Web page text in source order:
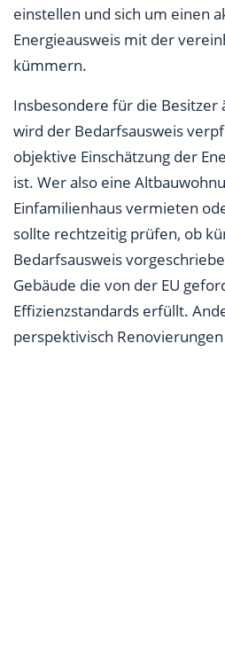
einstellen und sich um einen
Energieausweis mit der
kümmern.
Insbesondere für die
wird der Bedarfsausweis
objektive Einschätzung der
ist. Wer also eine
Einfamilienhaus vermieten
sollte rechtzeitig prüfen, ob
Bedarfsausweis
Gebäude die von der EU
Effizienzstandards erfüllt.
perspektivisch